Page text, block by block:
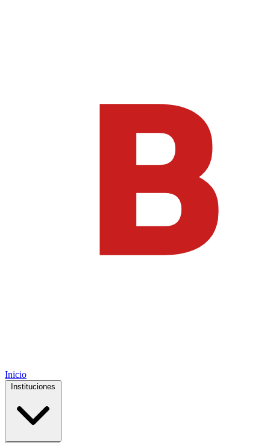
Inicio
Instituciones